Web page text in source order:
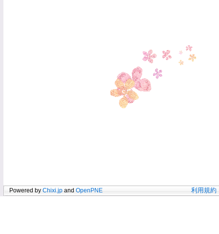
Powered by Chixi.jp and OpenPNE 利用規約